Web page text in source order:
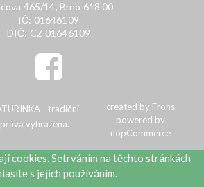
465/14, Brno 618 00
IČ: 01646109
DIČ: CZ 01646109
- tradiční
vyhrazena.
created by Frons
powered by
nopCommerce
cookies. Setrváním na těchto stránkách
s jejich používáním.